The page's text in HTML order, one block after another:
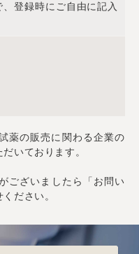
登録時にご自由に記入
薬の販売に関わる企業の
いております。
ございましたら「お問い
ださい。